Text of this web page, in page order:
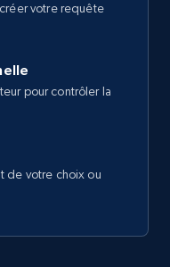
votre requête
pour contrôler la
de votre choix ou